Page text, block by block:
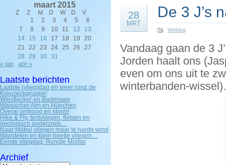
maart 2015
Z Z M D W D
V
1
2 3 4 5
6
7
8 9 10 11 12
13
14
15 16 17 18 19
20
21
22 23 24 25 26
27
28
29 30
31
« jan
apr »
Laatste berichten
Laatste (vlieg)dag en weer rond de
Kreuzeckgruppe!
Wiesflecker en Badensee
Waisacher Alm en Hünchen
Overal omhoog en storm!
Hike & Fly, testvliegen, fietsen en
geologisch onderzoek…
Naar Matrei vliegen maar te harde wind
Wandelen en klein beetje vliegen…
Eerste vliegdag: Rondje Mülltal
Archief
28
MRT
De 3 J’s
Weblog
Vandaag gaan de 3
Jorden haalt ons
even om ons uit te
winterbanden-